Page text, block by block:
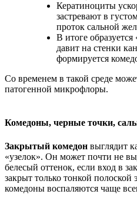
Кератиноциты
застревают в
проток сальной
В итоге
давит на стенки
формируется
Со временем в такой среде
патогенной микрофлоры.
Комедоны, черные точки,
Закрытый комедон выглядит
«узелок». Он может почти не
белесый оттенок, если вход в
закрыт только тонкой
комедоны воспаляются чаще